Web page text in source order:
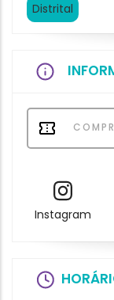
Distrital
Instagram